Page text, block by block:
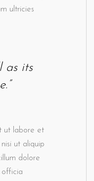
ultricies
as its
ut labore et
ut aliquip
dolore
officia